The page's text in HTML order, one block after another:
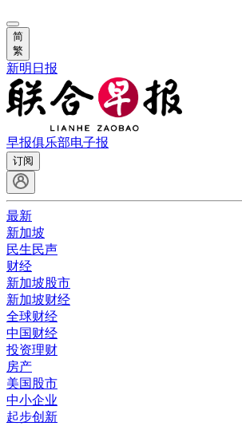
简
繁
新明日报
早报俱乐部电子报
订阅
最新
新加坡
民生民声
财经
新加坡股市
新加坡财经
全球财经
中国财经
投资理财
房产
美国股市
中小企业
起步创新